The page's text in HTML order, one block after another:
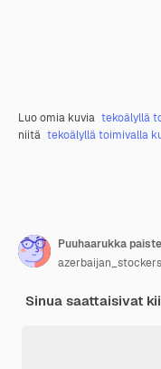
Luo omia kuvia tekoälyllä
niitä tekoälyllä toimivalla
Puuhaarukka
azerbaijan_stockers
Sinua saattaisivat